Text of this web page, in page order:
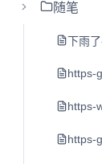
随笔
下雨
https-
https-
https-